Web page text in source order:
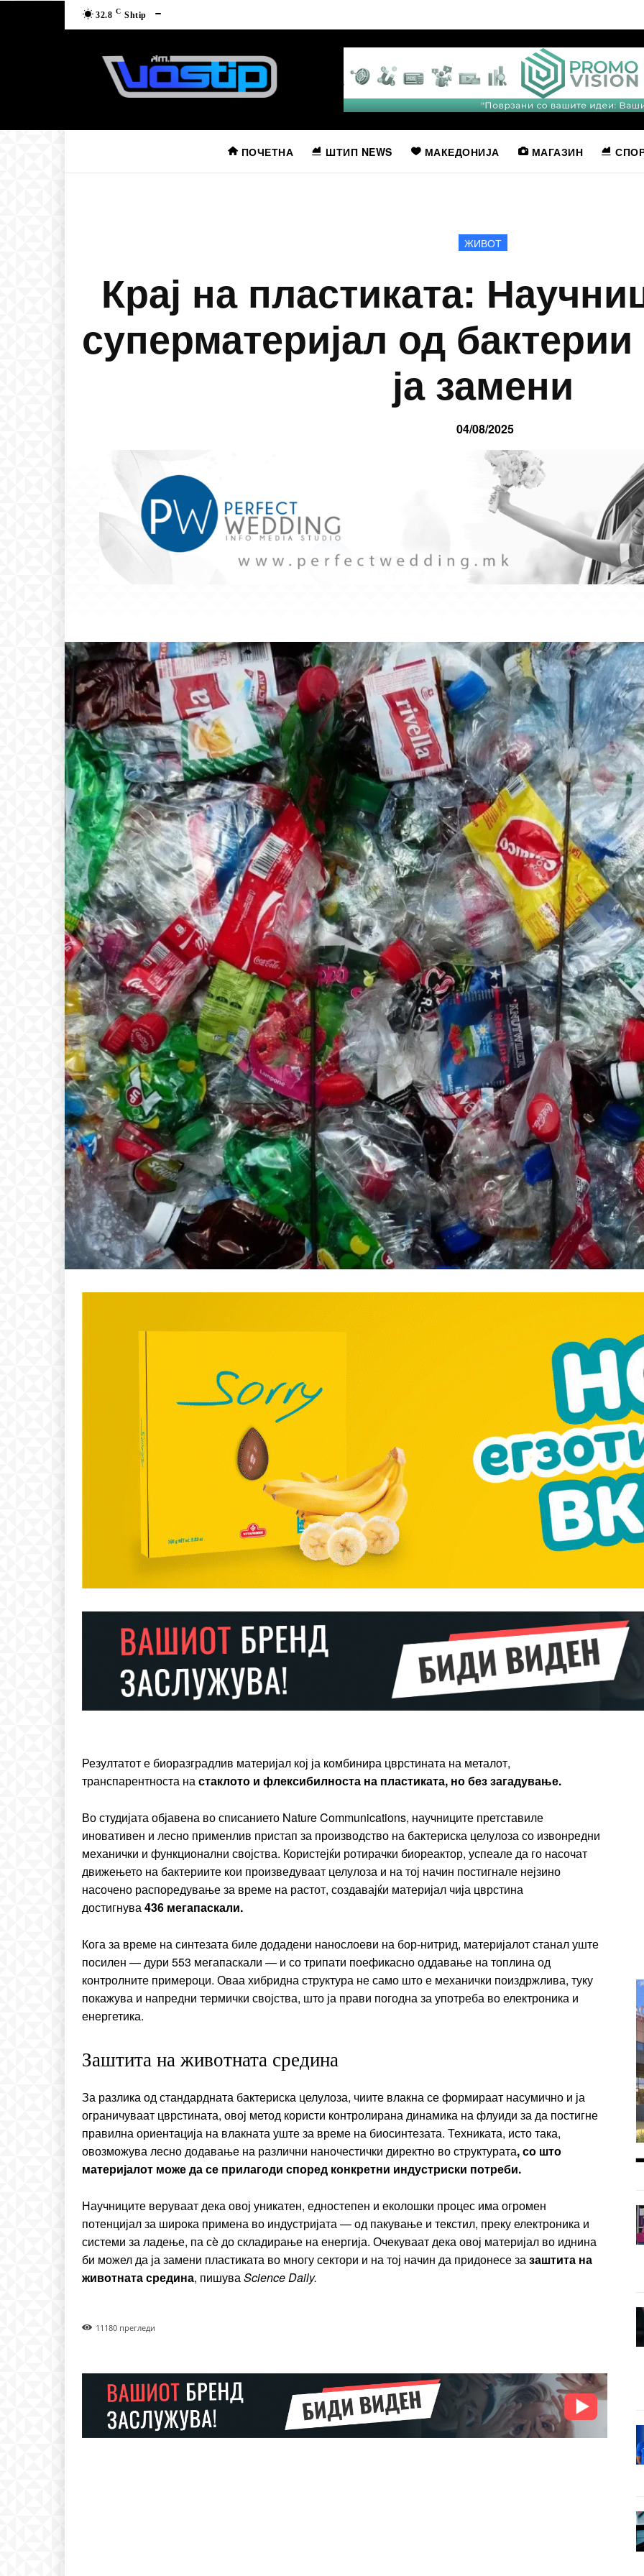
━ pricing plans
бесплатно / forever
ИЗБЕРЕТЕ ПЛАН
Included for free:
Etiam est nibh, lobortis sit
Praesent euismod ac
Ut mollis pellentesque tortor
Orci varius natoque dolor
Pro
100 / yearplaceholder
Etiam est nibh, lobortis sit
Praesent euismod ac
Ut mollis pellentesque tortor
32.8 C Shtip
ПОЧЕТНА ШТИП NEWS МАКЕДОНИЈА МАГАЗИН
ЖИВОТ
Крај на пластиката:
суперматеријал од
ја замени
04/08/2025
Резултатот е биоразградлив материјал кој ја комбинира цврстината на металот,
транспарентноста настаклото и флексибилноста на пластиката, но без загадување.
Во студијата објавена во списанието Nature Communications, научниците претставиле
иновативен и лесно применлив пристап за производство на бактериска целулоза со извонредни
механички и функционални својства. Користејќи ротирачки биореактор, успеале да го насочат
движењето на бактериите кои произведуваат целулоза и на тој начин постигнале нејзино
насочено распоредување за време на растот, создавајќи материјал чија цврстина
достигнува436 мегапаскали.
Кога за време на синтезата биле додадени нанослоеви на бор-нитрид, материјалот станал уште
посилен — дури 553 мегапаскали — и со трипати поефикасно оддавање на топлина од
контролните примероци. Оваа хибридна структура не само што е механички поиздржлива, туку
покажува и напредни термички својства, што ја прави погодна за употреба во електроника и
енергетика.
Заштита на животната средина
За разлика од стандардната бактериска целулоза, чиите влакна се формираат насумично и ја
ограничуваат цврстината, овој метод користи контролирана динамика на флуиди за да постигне
правилна ориентација на влакната уште за време на биосинтезата. Техниката, исто така,
овозможува лесно додавање на различни наночестички директно во структурата, со што
материјалот може да се прилагоди според конкретни индустриски потреби.
Научниците веруваат дека овој уникатен, едностепен и еколошки процес има огромен
потенцијал за широка примена во индустријата — од пакување и текстил, преку електроника и
системи за ладење, па сè до складирање на енергија. Очекуваат дека овој материјал во иднина
би можел да ја замени пластиката во многу сектори и на тој начин да придонесе зазаштита на
животната средина, пишуваScience Daily.
11180 прегледи